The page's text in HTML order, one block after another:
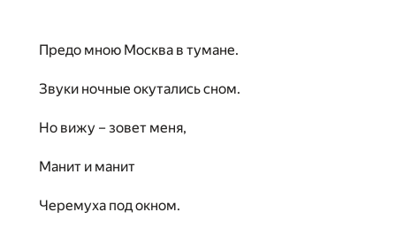
Предо мною Москва в тумане.
Звуки ночные окутались сном.
Но вижу – зовет меня,
Манит и манит
Черемуха под окном.